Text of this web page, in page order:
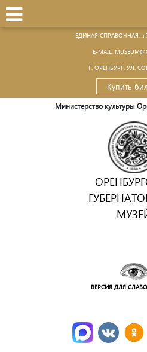
ЕДИНАЯ СПРАВОЧНАЯ:
Е-MAIL:
Г. ОРЕНБУРГ, УЛ.
Купить
Министерство культуры
ВЕРСИЯ ДЛЯ